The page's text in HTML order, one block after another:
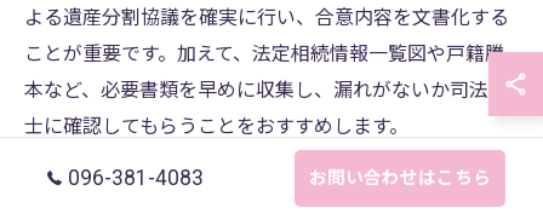
よる遺産分割協議を確実に行い、合意内容を文書化する
ことが重要です。加えて、法定相続情報一覧図や戸籍謄
本など、必要書類を早めに収集し、漏れがないか司法書
士に確認してもらうことをおすすめします。
実際に、事前に専門家へ相談しながら進めたことで、登
記申請がスムーズに完了し、相続人間の信頼関係も維持
096-381-4083 お問い合わせはこちら